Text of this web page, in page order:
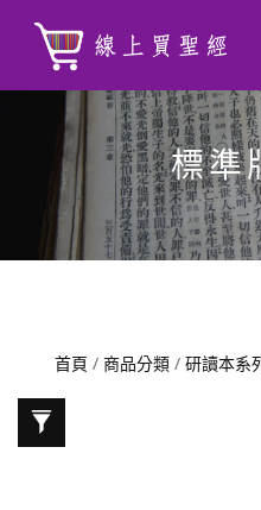
標準
首頁 / 商品分類 / 研讀本系